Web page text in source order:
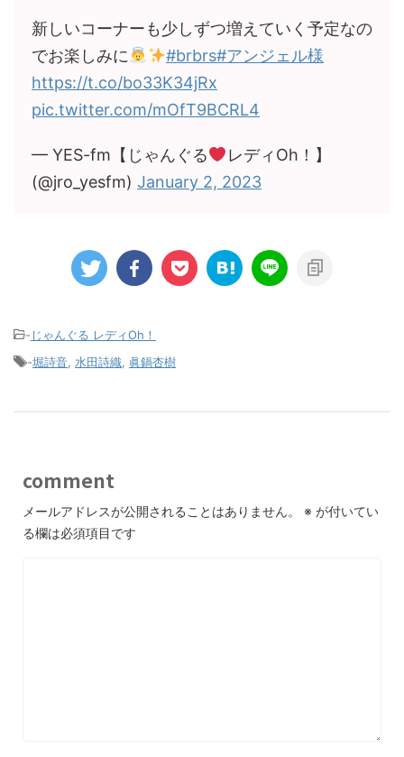
新しいコーナーも少しずつ増えていく予定なの
でお楽しみに
#brbrs#アンジェル様
https://t.co/bo33K34jRx
pic.twitter.com/mOfT9BCRL4
— YES-fm【じゃんぐる
レディOh！】
(@jro_yesfm) January 2, 2023
- じゃんぐる レディOh！
-堀詩音 水田詩織 眞鍋杏樹
comment
メールアドレスが公開されることはありません。 ※ が付いてい
る欄は必須項目です